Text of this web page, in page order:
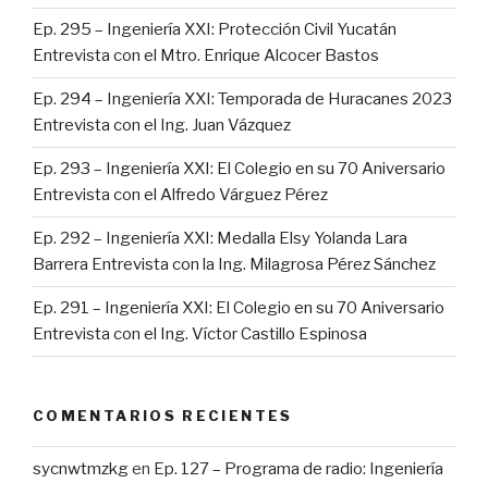
Ep. 295 – Ingeniería XXI: Protección Civil Yucatán
Entrevista con el Mtro. Enrique Alcocer Bastos
Ep. 294 – Ingeniería XXI: Temporada de Huracanes 2023
Entrevista con el Ing. Juan Vázquez
Ep. 293 – Ingeniería XXI: El Colegio en su 70 Aniversario
Entrevista con el Alfredo Várguez Pérez
Ep. 292 – Ingeniería XXI: Medalla Elsy Yolanda Lara
Barrera Entrevista con la Ing. Milagrosa Pérez Sánchez
Ep. 291 – Ingeniería XXI: El Colegio en su 70 Aniversario
Entrevista con el Ing. Víctor Castillo Espinosa
COMENTARIOS RECIENTES
sycnwtmzkgen Ep. 127 – Programa de radio: Ingeniería